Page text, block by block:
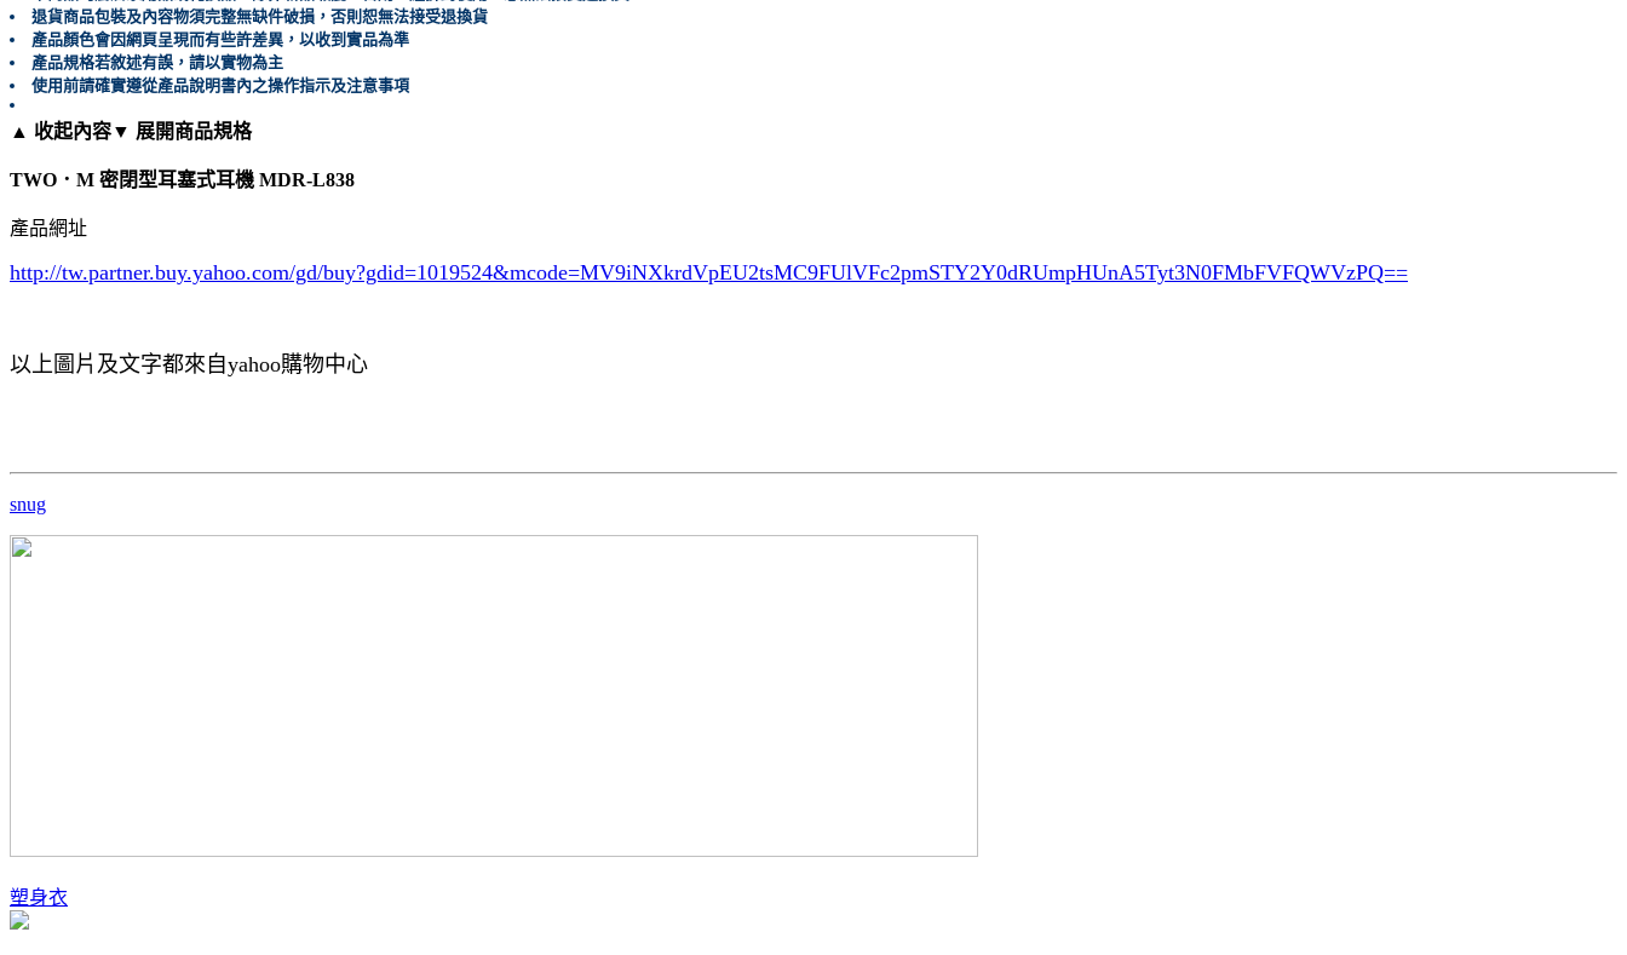
退貨商品包裝及內容物須完整無缺件破損，否則恕無法接受退換貨
產品顏色會因網頁呈現而有些許差異，以收到實品為準
產品規格若敘述有誤，請以實物為主
使用前請確實遵從產品說明書內之操作指示及注意事項
▲ 收起內容▼ 展開商品規格
TWO．M 密閉型耳塞式耳機 MDR-L838
產品網址
http://tw.partner.buy.yahoo.com/gd/buy?gdid=1019524&mcode=MV9iNXkrdVpEU2tsMC9FUlVFc2pmSTY2Y0dRUmpHUnA5Tyt3N0FMbFVFQWVzPQ==
以上圖片及文字都來自yahoo購物中心
snug
塑身衣